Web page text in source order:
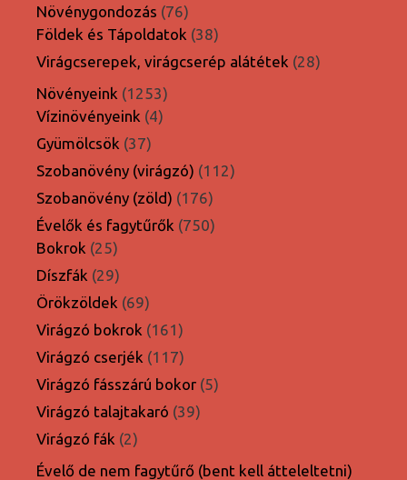
termék
Növénygondozás 7676
termék
Földek és Tápoldatok 3838
termék
Virágcserepek, virágcserép alátétek 2828
Növényeink 12531253
termék
Vízinövényeink 44
Gyümölcsök 3737
termék
Szobanövény (virágzó) 112112
Szobanövény (zöld) 176176
termék
Évelők és fagytűrők 750750
Bokrok 2525
termék
Díszfák 2929
termék
Örökzöldek 6969
termék
Virágzó bokrok 161161
termék
Virágzó cserjék 117117
termék
Virágzó fásszárú bokor 55
Virágzó talajtakaró 3939
Virágzó fák 22
termék
Évelő de nem fagytűrő (bent kell átteleltetni)